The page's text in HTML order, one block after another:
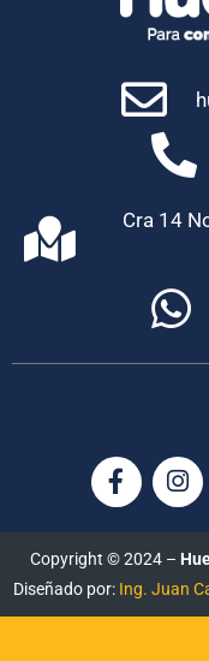
Cra 14
Copyright © 2024 –
Diseñado por: Ing. Juan